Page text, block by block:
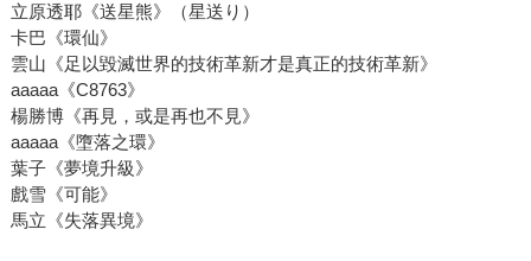
立原透耶《送星熊》（星送り）
卡巴《環仙》
雲山《足以毀滅世界的技術革新才是真正的技術革新》
aaaaa《C8763》
楊勝博《再見，或是再也不見》
aaaaa《墮落之環》
葉子《夢境升級》
戲雪《可能》
馬立《失落異境》